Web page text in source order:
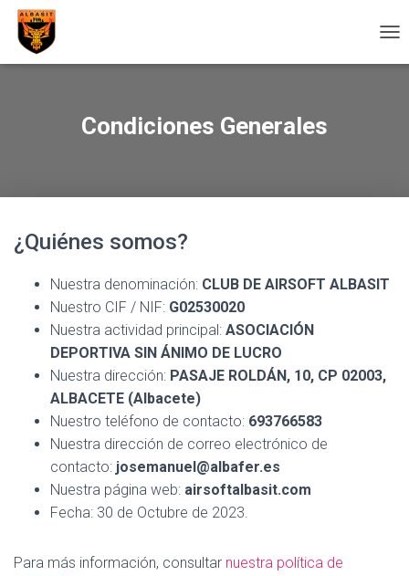
A
Condiciones Generales
¿Quiénes somos?
Nuestra denominación: CLUB DE AIRSOFT ALBASIT
Nuestro CIF / NIF: G02530020
Nuestra actividad principal: ASOCIACIÓN
DEPORTIVA SIN ÁNIMO DE LUCRO
Nuestra dirección: PASAJE ROLDÁN, 10, CP 02003,
ALBACETE (Albacete)
Nuestro teléfono de contacto: 693766583
Nuestra dirección de correo electrónico de
contacto: josemanuel@albafer.es
Nuestra página web: airsoftalbasit.com
Fecha: 30 de Octubre de 2023.
Para más información, consultar nuestra política de